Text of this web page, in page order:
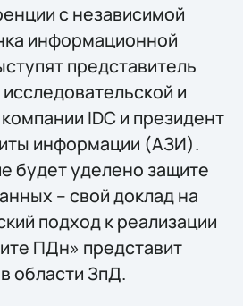
с независимой
информационной
представитель
и
IDC и президент
информации (АЗИ).
будет уделено защите
– свой доклад на
подход к реализации
ПДн» представит
области ЗпД.